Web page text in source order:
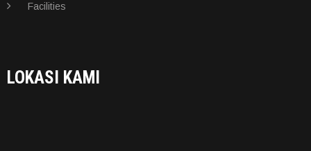
Facilities
LOKASI KAMI